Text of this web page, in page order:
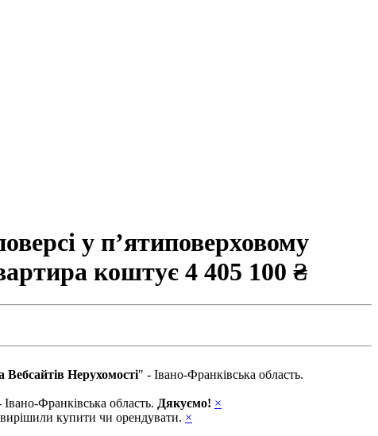
у п’ятиповерховому
коштує 4 405 100 ₴
Нерухомості" - Івано-Франківська область.
Івано-Франківська область. Дякуємо! ×
вирішили купити чи орендувати. ×